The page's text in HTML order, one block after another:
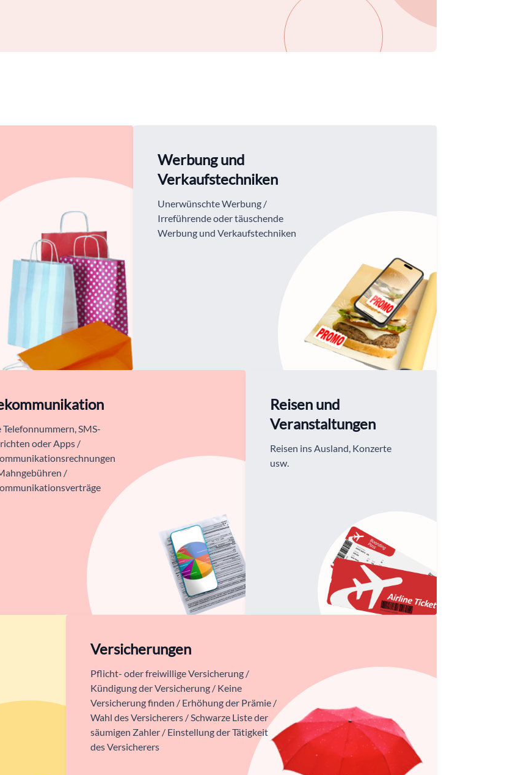
Werbung und
Verkaufstechniken
Unerwünschte Werbung /
Irreführende oder täuschende
Werbung und Verkaufstechniken
Telefonnummern, SMS-
oder Apps /
/
Reisen und
Veranstaltungen
Reisen ins Ausland, Konzerte
usw.
Versicherungen
Pflicht- oder freiwillige Versicherung /
Kündigung der Versicherung / Keine
Versicherung finden / Erhöhung der Prämie /
Wahl des Versicherers / Schwarze Liste der
säumigen Zahler / Einstellung der Tätigkeit
des Versicherers